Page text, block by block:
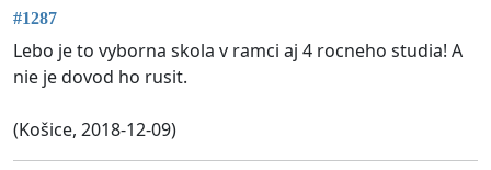
#1287
Lebo je to vyborna skola v ramci aj 4 rocneho studia! A
nie je dovod ho rusit.
(Košice, 2018-12-09)